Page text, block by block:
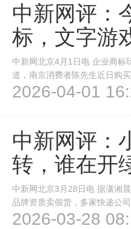
中新网评：
标，文字游
中新网北京4月1日电 企业商标
道，南京消费者陈先生近日购
传，今麦郎回应称 “手打” 仅
2026-04-01
中新网评：
转，谁在开
中新网北京3月28日电 据潇湘
品牌资质卖假货，多家快递公
查报道，记者在小红书买5件
2026-03-28